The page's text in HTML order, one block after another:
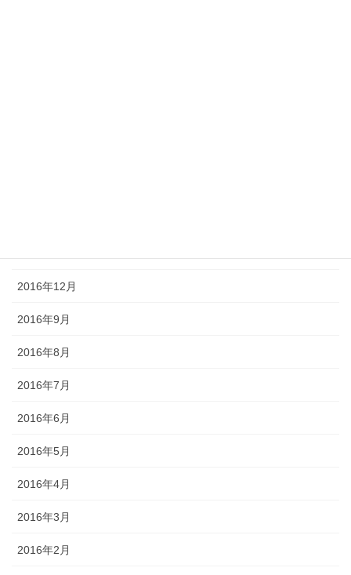
2016年12月
2016年9月
2016年8月
2016年7月
2016年6月
2016年5月
2016年4月
2016年3月
2016年2月